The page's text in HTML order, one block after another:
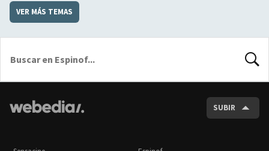
VER MÁS TEMAS
SUBIR